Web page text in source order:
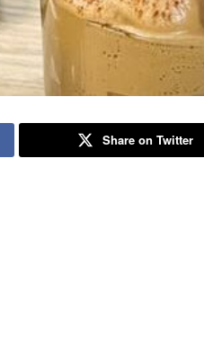
Share on Twitter